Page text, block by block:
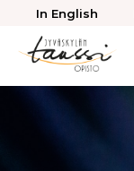
Takaisin
In English
Jyväskylän
Tanssiopisto